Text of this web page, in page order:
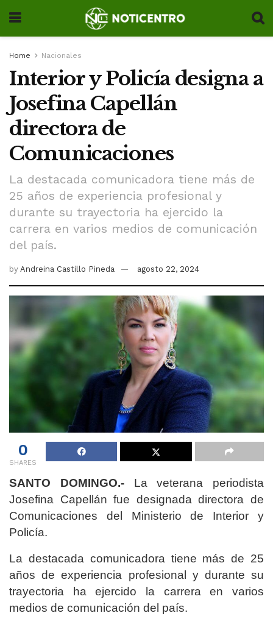
Home Nacionales
Interior y Policía designa a
Josefina Capellán
directora de
Comunicaciones
La destacada comunicadora tiene más de
25 años de experiencia profesional y
durante su trayectoria ha ejercido la
carrera en varios medios de comunicación
del país.
by Andreina Castillo Pineda agosto 22, 2024
0
SHARES
SANTO DOMINGO.-La veterana periodista
Josefina Capellán fue designada directora de
Comunicaciones del Ministerio de Interior y
Policía.
La destacada comunicadora tiene más de 25
años de experiencia profesional y durante su
trayectoria ha ejercido la carrera en varios
medios de comunicación del país.